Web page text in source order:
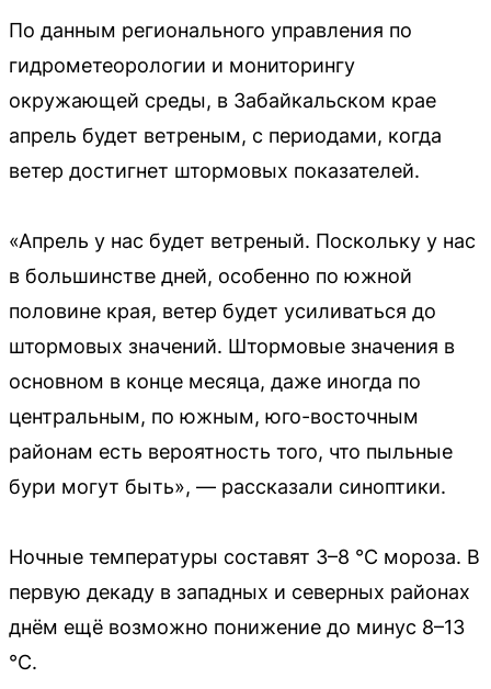
По данным регионального управления по
гидрометеорологии и мониторингу
окружающей среды, в Забайкальском крае
апрель будет ветреным, с периодами, когда
ветер достигнет штормовых показателей.
«Апрель у нас будет ветреный. Поскольку у нас
в большинстве дней, особенно по южной
половине края, ветер будет усиливаться до
штормовых значений. Штормовые значения в
основном в конце месяца, даже иногда по
центральным, по южным, юго-восточным
районам есть вероятность того, что пыльные
бури могут быть», — рассказали синоптики.
Ночные температуры составят 3–8 °C мороза. В
первую декаду в западных и северных районах
днём ещё возможно понижение до минус 8–13
°C.